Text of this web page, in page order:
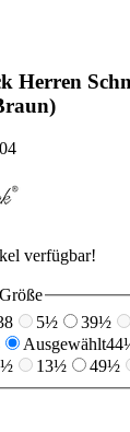
Herren
verfügbar!
5½ 39½
Ausgewählt
13½ 49½